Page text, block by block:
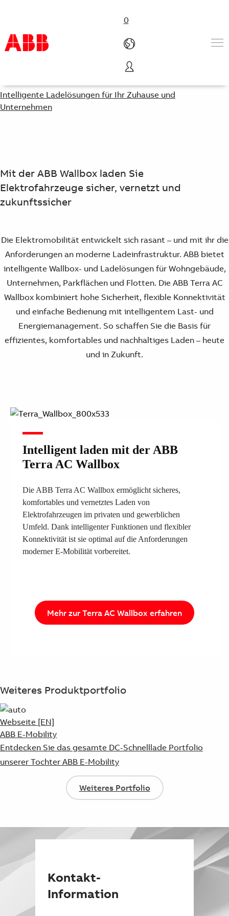
0
Produkte und Leistungen
Branchenlösungen
Service
Suggestions
See more products
Shopping list preview
Intelligente Ladelösungen für Ihr Zuhause und
Unternehmen
Mit der ABB Wallbox laden Sie
Elektrofahrzeuge sicher, vernetzt und
zukunftssicher
Die Elektromobilität entwickelt sich rasant – und mit ihr die
Anforderungen an moderne Ladeinfrastruktur. ABB bietet
intelligente Wallbox- und Ladelösungen für Wohngebäude,
Unternehmen, Parkflächen und Flotten. Die ABB Terra AC
Wallbox kombiniert hohe Sicherheit, flexible Konnektivität
und einfache Bedienung mit intelligentem Last- und
Energiemanagement. So schaffen Sie die Basis für
effizientes, komfortables und nachhaltiges Laden – heute
und in Zukunft.
Intelligent laden mit der ABB
Terra AC Wallbox
Die ABB Terra AC Wallbox ermöglicht sicheres,
komfortables und vernetztes Laden von
Elektrofahrzeugen im privaten und gewerblichen
Umfeld. Dank intelligenter Funktionen und flexibler
Konnektivität ist sie optimal auf die Anforderungen
moderner E-Mobilität vorbereitet.
Mehr zur Terra AC Wallbox erfahren
Weiteres Produktportfolio
Webseite [EN]
ABB E-Mobility
Entdecken Sie das gesamte DC-Schnelllade Portfolio
unserer Tochter ABB E-Mobility
Weiteres Portfolio
Kontakt-
Information